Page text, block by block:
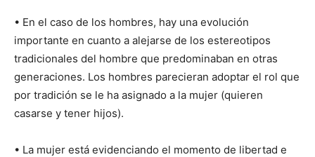
• En el caso de los hombres, hay una evolución
importante en cuanto a alejarse de los estereotipos
tradicionales del hombre que predominaban en otras
generaciones. Los hombres parecieran adoptar el rol que
por tradición se le ha asignado a la mujer (quieren
casarse y tener hijos).
• La mujer está evidenciando el momento de libertad e